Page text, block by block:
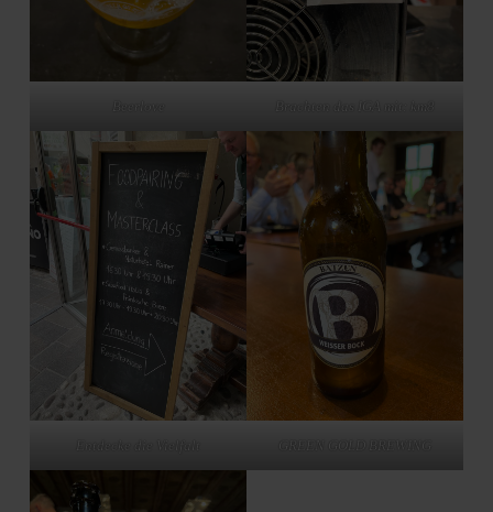
Brachten das IGA mit: km8
Entdecke die Vielfalt GREEN GOLD BREWING